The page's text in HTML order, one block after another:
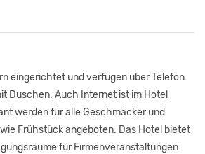
eingerichtet und verfügen über Telefon
Duschen. Auch Internet ist im Hotel
werden für alle Geschmäcker und
Frühstück angeboten. Das Hotel bietet
für Firmenveranstaltungen